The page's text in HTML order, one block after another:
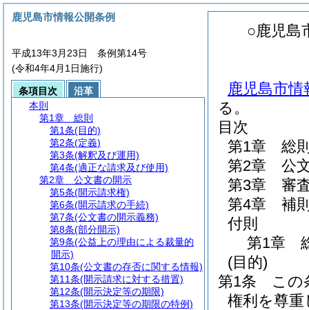
○鹿児島
鹿児島市情
る。
目次
第1章
総
第2章
公
第3章
審
第4章
補
付則
第1章
(目的)
第1条
この
権利を尊
鹿児島市情報公開条例
平成13年3月23日 条例第14号
(令和4年4月1日施行)
条項目次
沿革
本則
第1章
総則
第1条(目的)
第2条(定義)
第3条(解釈及び運用)
第4条(適正な請求及び使用)
第2章
公文書の開示
第5条(開示請求権)
第6条(開示請求の手続)
第7条(公文書の開示義務)
第8条(部分開示)
第9条(公益上の理由による裁量的
開示)
第10条(公文書の存否に関する情報)
第11条(開示請求に対する措置)
第12条(開示決定等の期限)
第13条(開示決定等の期限の特例)